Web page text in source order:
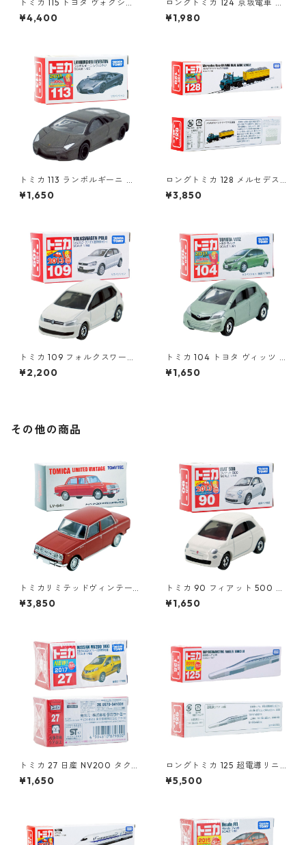
トミカ 115 トヨタ ヴォクシー
（初回特別仕様）#10801764
¥4,400
ロングトミカ 124 京坂電車 き
かんしゃトーマス号 2015 #10
824923
¥1,980
トミカ 113 ランボルギーニ レ
ヴェントン #10359791
¥1,650
ロングトミカ 128 メルセデス
ベンツ ウニモグ 軌陸車 #103
96291
¥3,850
トミカ 109 フォルクスワーゲ
ン ポロ（初回特別カラー）#1
0467380
¥2,200
トミカ 104 トヨタ ヴィッツ #
10392507
¥1,650
その他の商品
トミカリミテッドヴィンテー
ジ LV-64a トヨペット コロナ
1500 デラックス #10217138
¥3,850
トミカ 90 フィアット 500 #1
0471011
¥1,650
トミカ 27 日産 NV200 タクシ
ー（初回特別仕様）#1087980
0
¥1,650
ロングトミカ 125 超電導リニ
ア L0系 #10824619
¥5,500